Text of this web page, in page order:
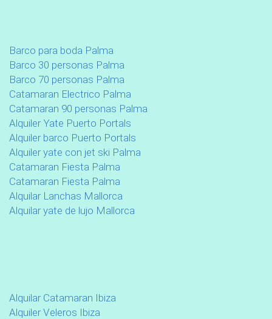
Barco para boda Palma
Barco 30 personas Palma
Barco 70 personas Palma
Catamaran Electrico Palma
Catamaran 90 personas Palma
Alquiler Yate Puerto Portals
Alquiler barco Puerto Portals
Alquiler yate con jet ski Palma
Catamaran Fiesta Palma
Catamaran Fiesta Palma
Alquilar Lanchas Mallorca
Alquilar yate de lujo Mallorca
Alquilar Catamaran Ibiza
Alquiler Veleros Ibiza